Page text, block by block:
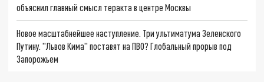
объяснил главный смысл теракта в центре Москвы
Новое масштабнейшее наступление. Три ультиматума Зеленского
Путину. "Львов Кима" поставят на ПВО? Глобальный прорыв под
Запорожьем